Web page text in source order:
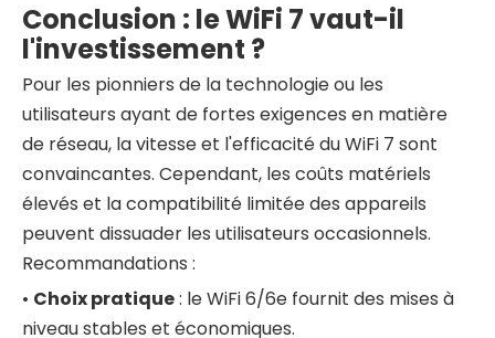
Conclusion : le WiFi 7 vaut-il
l'investissement ?
Pour les pionniers de la technologie ou les
utilisateurs ayant de fortes exigences en matière
de réseau, la vitesse et l'efficacité du WiFi 7 sont
convaincantes. Cependant, les coûts matériels
élevés et la compatibilité limitée des appareils
peuvent dissuader les utilisateurs occasionnels.
Recommandations :
• Choix pratique: le WiFi 6/6e fournit des mises à
niveau stables et économiques.